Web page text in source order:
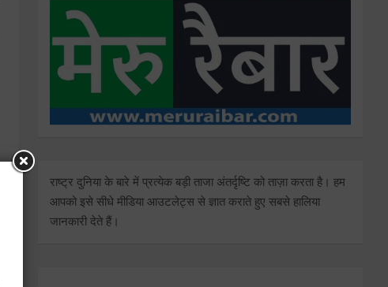
राष्ट्र दुनिया के बारे में प्रत्येक बड़ी ताजा अंतर्दृष्टि को ताज़ा करता है। हम
आपको इसे सीधे मीडिया आउटलेट्स से ज्ञात कराते हुए सबसे हालिया
जानकारी देते हैं।